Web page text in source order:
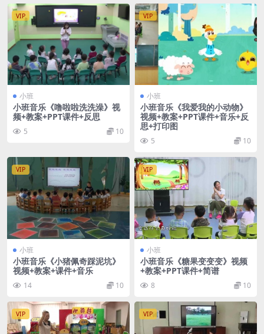
VIP
小班
小班音乐《噜啦啦洗洗澡》视
频+教案+PPT课件+反思
5 10
VIP
小班
小班音乐《我爱我的小动物》
视频+教案+PPT课件+音乐+反
思+打印图
5 10
VIP
小班
小班音乐《小猪佩奇踩泥坑》
视频+教案+课件+音乐
14 10
VIP
小班
小班音乐《糖果变变变》视频
+教案+PPT课件+简谱
8 10
VIP VIP